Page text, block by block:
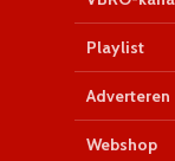
Playlist
Adverteren
Webshop